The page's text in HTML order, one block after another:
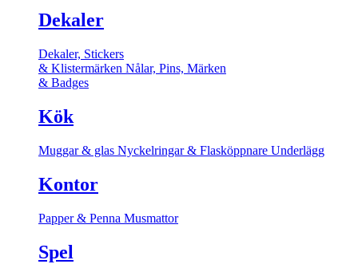
Dekaler
Dekaler, Stickers
& Klistermärken Nålar, Pins, Märken
& Badges
Kök
Muggar & glas Nyckelringar & Flasköppnare Underlägg
Kontor
Papper & Penna Musmattor
Spel